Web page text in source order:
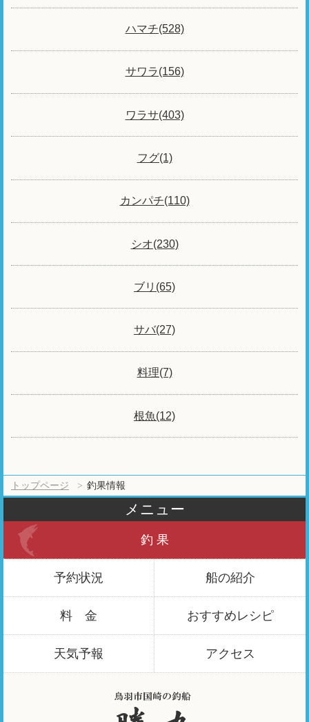
ハマチ(528)
サワラ(156)
ワラサ(403)
フグ(1)
カンパチ(110)
シオ(230)
ブリ(65)
サバ(27)
料理(7)
根魚(12)
トップページ 釣果情報
メニュー
釣 果
予約状況 船の紹介
料 金 おすすめレシピ
天気予報 アクセス